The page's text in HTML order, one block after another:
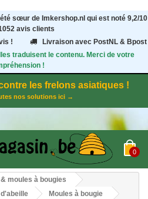
sœur de Imkershop.nl qui est noté 9,2/10
avis clients
!
Livraison avec PostNL & Bpost
traduisent le contenu. Merci de votre
!
les frelons asiatiques !
nos solutions ici →
0
moules à bougies
Moules à bougie